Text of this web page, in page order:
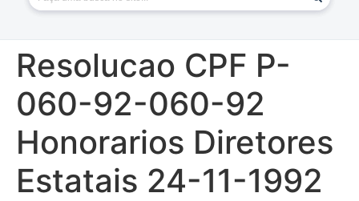
Resolucao CPF P-
060-92-060-92
Honorarios Diretores
Estatais 24-11-1992